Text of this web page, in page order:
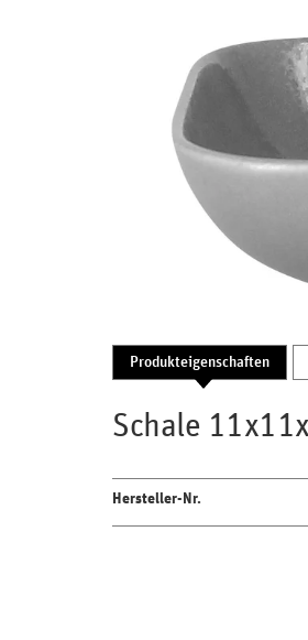
Produkteigenschaften
Schale
Hersteller-Nr.